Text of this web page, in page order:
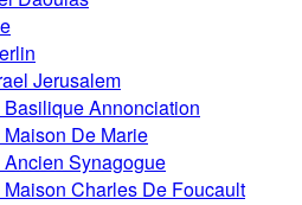
Jerusalem
Basilique Annonciation
De Marie
Ancien Synagogue
Charles De Foucault